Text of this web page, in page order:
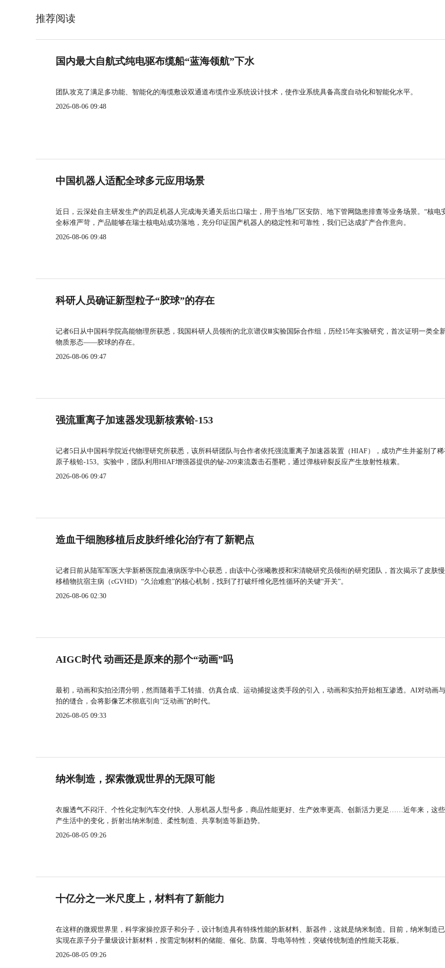
推荐阅读
国内最大自航式纯电驱布缆船“蓝海领航”下水
团队攻克了满足多功能、智能化的海缆敷设双通道布缆作业系统设计技术，使作业系统具备高度自动化和智能化水平。
2026-08-06 09:48
中国机器人适配全球多元应用场景
近日，云深处自主研发生产的四足机器人完成海关通关后出口瑞士，用于当地厂区安防、地下管网隐患排查等业务场景。“核电
全标准严苛，产品能够在瑞士核电站成功落地，充分印证国产机器人的稳定性和可靠性，我们已达成扩产合作意向。
2026-08-06 09:48
科研人员确证新型粒子“胶球”的存在
记者6日从中国科学院高能物理所获悉，我国科研人员领衔的北京谱仪Ⅲ实验国际合作组，历经15年实验研究，首次证明一类全
物质形态——胶球的存在。
2026-08-06 09:47
强流重离子加速器发现新核素铪-153
记者5日从中国科学院近代物理研究所获悉，该所科研团队与合作者依托强流重离子加速器装置（HIAF），成功产生并鉴别了
原子核铪-153。实验中，团队利用HIAF增强器提供的铋-209束流轰击石墨靶，通过弹核碎裂反应产生放射性核素。
2026-08-06 09:47
造血干细胞移植后皮肤纤维化治疗有了新靶点
记者日前从陆军军医大学新桥医院血液病医学中心获悉，由该中心张曦教授和宋清晓研究员领衔的研究团队，首次揭示了皮肤
移植物抗宿主病（cGVHD）“久治难愈”的核心机制，找到了打破纤维化恶性循环的关键“开关”。
2026-08-06 02:30
AIGC时代 动画还是原来的那个“动画”吗
最初，动画和实拍泾渭分明，然而随着手工转描、仿真合成、运动捕捉这类手段的引入，动画和实拍开始相互渗透。AI对动画
拍的缝合，会将影像艺术彻底引向“泛动画”的时代。
2026-08-05 09:33
纳米制造，探索微观世界的无限可能
衣服透气不闷汗、个性化定制汽车交付快、人形机器人型号多，商品性能更好、生产效率更高、创新活力更足……近年来，这
产生活中的变化，折射出纳米制造、柔性制造、共享制造等新趋势。
2026-08-05 09:26
十亿分之一米尺度上，材料有了新能力
在这样的微观世界里，科学家操控原子和分子，设计制造具有特殊性能的新材料、新器件，这就是纳米制造。目前，纳米制造
实现在原子分子量级设计新材料，按需定制材料的储能、催化、防腐、导电等特性，突破传统制造的性能天花板。
2026-08-05 09:26